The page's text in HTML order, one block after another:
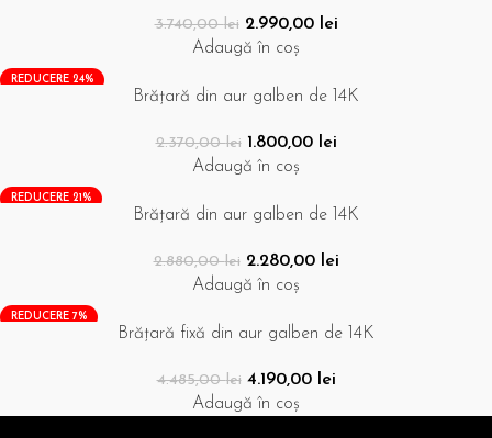
3.740,00lei 2.990,00 lei
Adaugă în coș
REDUCERE 24%
Brățară din aur galben de 14K
2.370,00lei 1.800,00 lei
Adaugă în coș
REDUCERE 21%
Brățară din aur galben de 14K
2.880,00lei 2.280,00 lei
Adaugă în coș
REDUCERE 7%
Brățară fixă din aur galben de 14K
4.485,00lei 4.190,00 lei
Adaugă în coș